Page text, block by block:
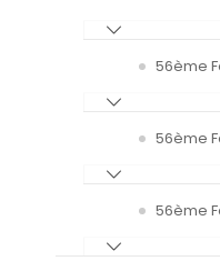
56ème
56ème
56ème